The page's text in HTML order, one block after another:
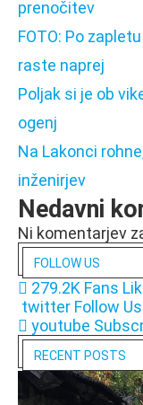
prenočitev
FOTO: Po
raste naprej
Poljak si je ob
ogenj
Na Lakonci
inženirjev
Nedavni
Ni komentarjev
FOLLOW US
279.2K Fans
twitter Follow Us
youtube
RECENT POSTS